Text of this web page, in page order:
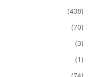
(438)
(70)
(3)
(1)
(74)